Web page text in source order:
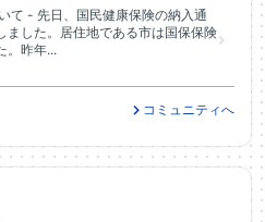
て - 先日、国民健康保険の納入通
ました。居住地である市は国保保険
。昨年...
コミュニティへ